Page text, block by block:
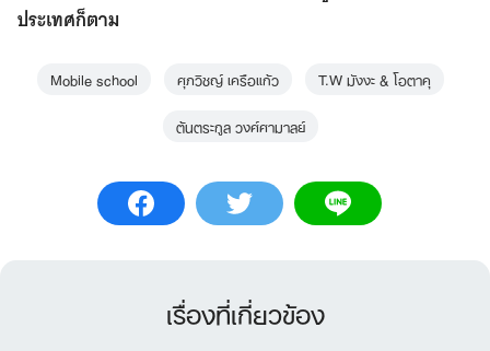
ประเทศก็ตาม
Mobile school ศุภวิชญ์ เครือแก้ว
T.W มังงะ & โอตาคุ
ต้นตระกูล วงศ์ศามาลย์
เรื่องที่เกี่ยวข้อง